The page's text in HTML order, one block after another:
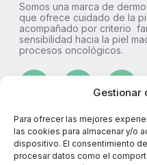
Gestionar
Para ofrecer las mejores
las cookies para almacenar y/o
dispositivo. El consentimiento
procesar datos como el
Somos una marca de
que ofrece cuidado de la
acompañado por criterio
sensibilidad hacia la piel
procesos oncológicos.
690 882 592